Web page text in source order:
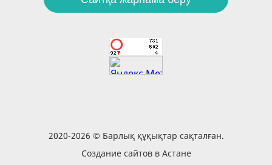
2020-2026 © Барлық құқықтар сақталған.
Создание сайтов в Астане